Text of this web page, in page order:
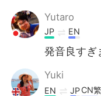
Yutaro
JP EN
発音良すぎ
Yuki
EN JPCN繁